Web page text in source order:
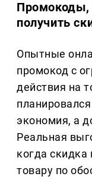
Промокоды,
получить
Опытные
промокод с
действия на
экономия, а
Реальная
когда
товару по